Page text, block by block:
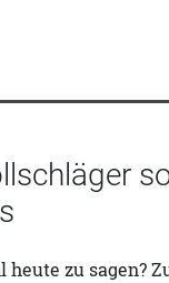
heute zu sagen?